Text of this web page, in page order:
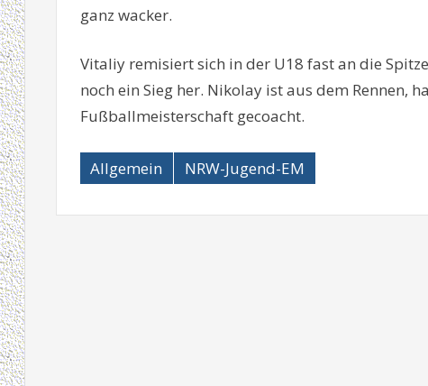
ganz wacker.
Vitaliy remisiert sich in der U18 fast an die
noch ein Sieg her. Nikolay ist aus dem Rennen,
Fußballmeisterschaft gecoacht.
Allgemein NRW-Jugend-EM